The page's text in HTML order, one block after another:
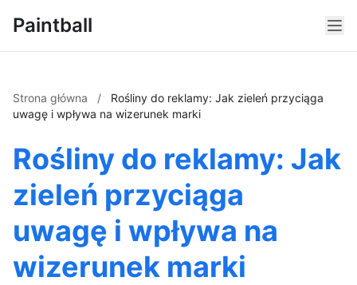
Paintball
Strona główna /
Rośliny do reklamy: Jak zieleń przyciąga
uwagę i wpływa na wizerunek marki
Rośliny do reklamy: Jak
zieleń przyciąga
uwagę i wpływa na
wizerunek marki